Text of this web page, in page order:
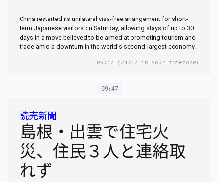
China restarted its unilateral visa-free arrangement for short-
term Japanese visitors on Saturday, allowing stays of up to 30
days in a move believed to be aimed at promoting tourism and
trade amid a downturn in the world's second-largest economy.
09:47 (24:47 in your timezone)
09:47
読売新聞
島根・出雲で住宅火
災、住民３人と連絡取
れず